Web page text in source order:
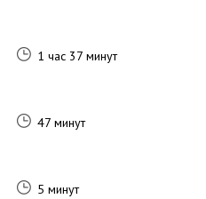
1 час 37 минут
47 минут
5 минут